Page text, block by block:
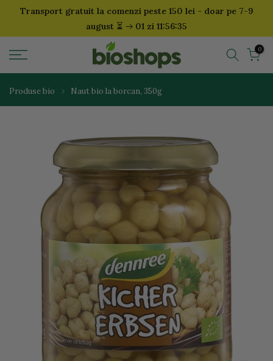
SariTransport gratuit la comenzi peste 150 lei - doar pe 7-9
august ⏳ 01 zi 11:56:34
0
Produse bio Naut bio la borcan, 350g